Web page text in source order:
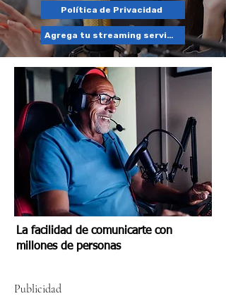
Política de Privacidad
Agrega tu streaming services
La facilidad de comunicarte con
millones de personas
Publicidad